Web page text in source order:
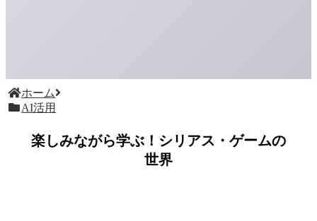
ホーム
AI活用
楽しみながら学ぶ！シリアス・ゲームの
世界